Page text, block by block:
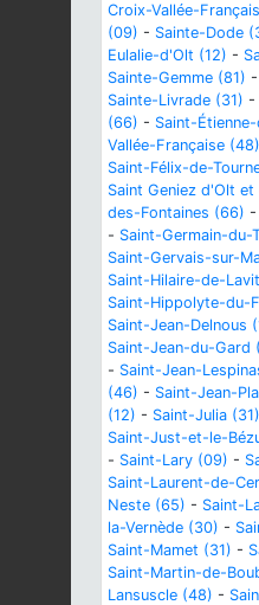
Croix-Vallée-
(09) - Sainte-Dode
Eulalie-d'Olt (12) -
Sainte-Gemme (81) -
Sainte-Livrade (31) -
(66) - Saint-
Vallée-Française (48)
Saint-Félix-de-
Saint Geniez d'Olt
des-Fontaines (66) -
- Saint-Germain-du-
Saint-Gervais-sur-
Saint-Hilaire-de-
Saint-Hippolyte-du-
Saint-Jean-Delnous
Saint-Jean-du-Gard
- Saint-Jean-
(46) - Saint-Jean-
(12) - Saint-Julia (31)
Saint-Just-et-le-
- Saint-Lary (09) -
Saint-Laurent-de-
Neste (65) - Saint-
la-Vernède (30) -
Saint-Mamet (31) -
Saint-Martin-de-
Lansuscle (48) -